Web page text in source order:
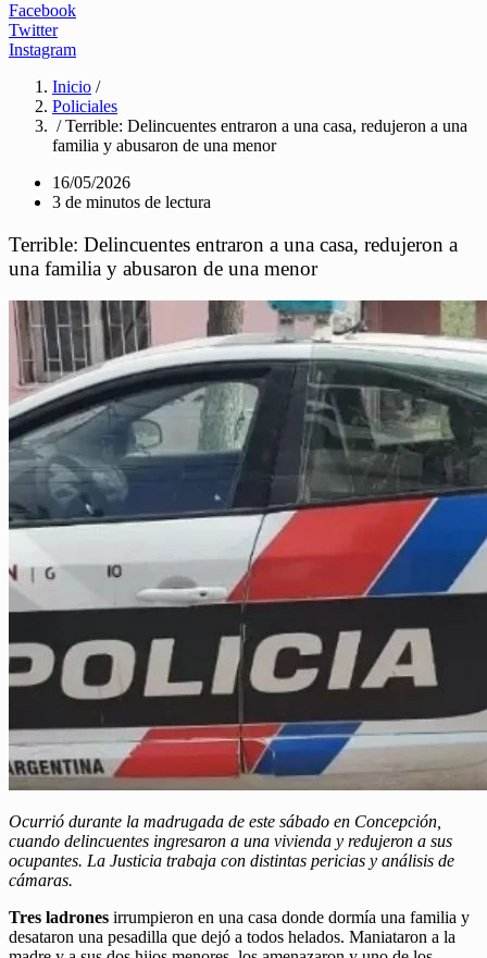
Facebook
Twitter
Instagram
Inicio /
Policiales
/ Terrible: Delincuentes entraron a una casa, redujeron a una
familia y abusaron de una menor
16/05/2026
3 de minutos de lectura
Terrible: Delincuentes entraron a una casa, redujeron a
una familia y abusaron de una menor
Ocurrió durante la madrugada de este sábado en Concepción,
cuando delincuentes ingresaron a una vivienda y redujeron a sus
ocupantes. La Justicia trabaja con distintas pericias y análisis de
cámaras.
Tres ladrones irrumpieron en una casa donde dormía una familia y
desataron una pesadilla que dejó a todos helados. Maniataron a la